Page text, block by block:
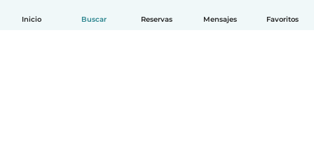
Inicio Buscar Reservas Mensajes Favoritos